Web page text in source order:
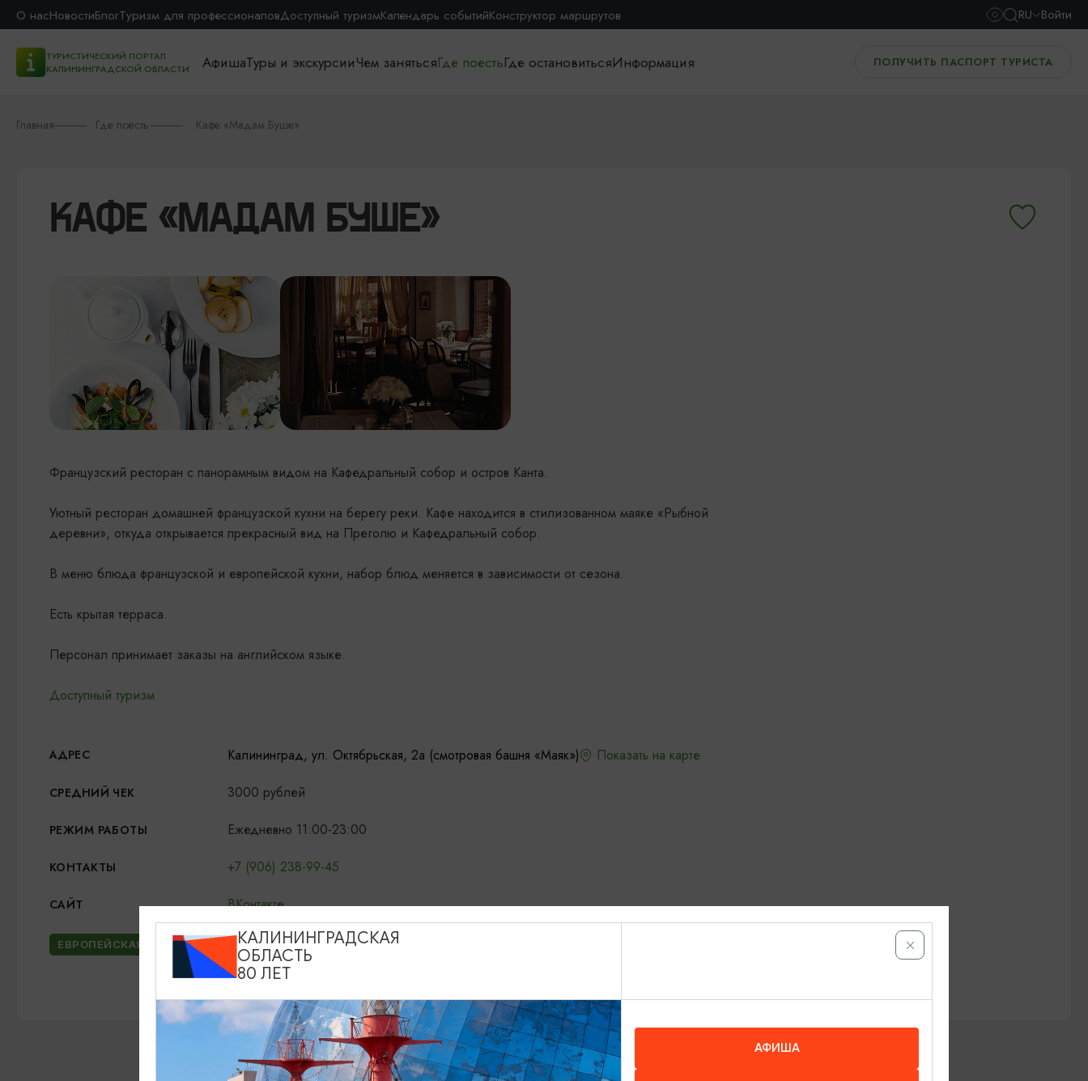
О насНовостиБлогТуризм для профессионаловДоступный туризмКалендарь событийКонструктор маршрутов RU Войти
ТУРИСТИЧЕСКИЙ ПОРТАЛ
КАЛИНИНГРАДСКОЙ ОБЛАСТИ
АфишаТуры и экскурсииЧем занятьсяГде поестьГде остановитьсяИнформация ПОЛУЧИТЬ ПАСПОРТ ТУРИСТА
Главная Где поесть Кафе «Мадам Буше»
КАФЕ «МАДАМ БУШЕ»
Французский ресторан с панорамным видом на Кафедральный собор и остров Канта.
Уютный ресторан домашней французской кухни на берегу реки. Кафе находится в стилизованном маяке «Рыбной
деревни», откуда открывается прекрасный вид на Преголю и Кафедральный собор.
В меню блюда французской и европейской кухни, набор блюд меняется в зависимости от сезона.
Есть крытая терраса.
Персонал принимает заказы на английском языке.
Доступный туризм
АДРЕС Калининград, ул. Октябрьская, 2а (смотровая башня «Маяк») Показать на карте
СРЕДНИЙ ЧЕК 3000 рублей
РЕЖИМ РАБОТЫ Ежедневно 11:00-23:00
КОНТАКТЫ +7 (906) 238-99-45
САЙТ ВКонтакте
ЕВРОПЕЙСКАЯ КУХНЯ АВТОРСКАЯ КУХНЯ
КАЛИНИНГРАДСКАЯ
ОБЛАСТЬ
80 ЛЕТ
АФИША